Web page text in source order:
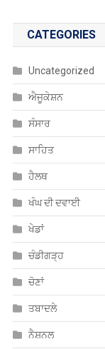
CATEGORIES
Uncategorized
ਐਜੂਕੇਸ਼ਨ
ਸੰਸਾਰ
ਸਾਹਿਤ
ਹੈਲਥ
ਖੰਘ ਦੀ ਦਵਾਈ
ਖੇਡਾਂ
ਚੰਡੀਗੜ੍ਹ
ਚੋਣਾਂ
ਤਬਾਦਲੇ
ਨੈਸ਼ਨਲ